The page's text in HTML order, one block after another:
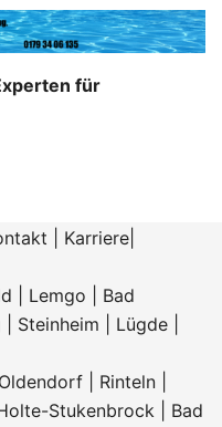
für
Karriere
Lemgo
Bad
Steinheim Lügde
Rinteln
Stukenbrock Bad